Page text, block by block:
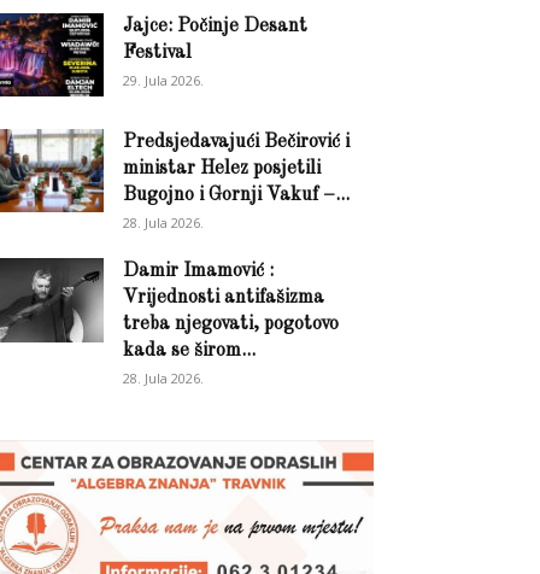
Jajce: Počinje Desant
Festival
29. Jula 2026.
Predsjedavajući Bečirović i
ministar Helez posjetili
Bugojno i Gornji Vakuf –...
28. Jula 2026.
Damir Imamović :
Vrijednosti antifašizma
treba njegovati, pogotovo
kada se širom...
28. Jula 2026.